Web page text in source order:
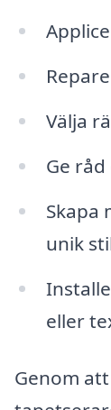
Välja
Ge
Skapa
unik
eller
Genom